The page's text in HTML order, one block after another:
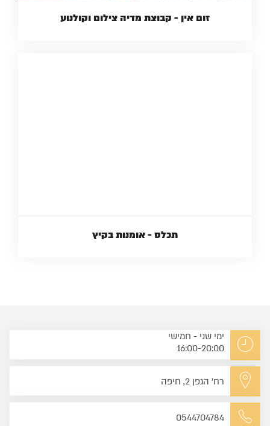
זום אין - קבוצת מדיה צילום וקולנוע
תכלס - אומנות בקיץ
ימי שני - חמישי
16:00-20:00
רח' הגפן 2, חיפה
0544704784